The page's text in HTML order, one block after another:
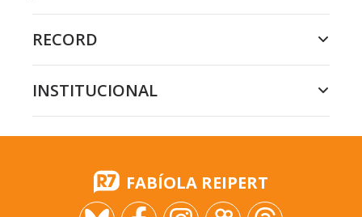
RECORD
INSTITUCIONAL
FABÍOLA REIPERT